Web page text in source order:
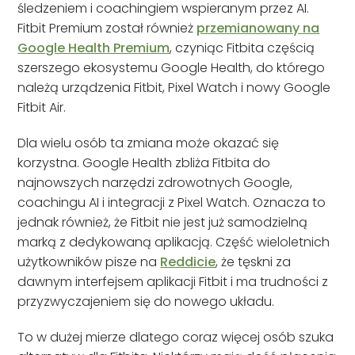
śledzeniem i coachingiem wspieranym przez AI.
Fitbit Premium został również przemianowany na
Google Health Premium, czyniąc Fitbita częścią
szerszego ekosystemu Google Health, do którego
należą urządzenia Fitbit, Pixel Watch i nowy Google
Fitbit Air.
Dla wielu osób ta zmiana może okazać się
korzystna. Google Health zbliża Fitbita do
najnowszych narzędzi zdrowotnych Google,
coachingu AI i integracji z Pixel Watch. Oznacza to
jednak również, że Fitbit nie jest już samodzielną
marką z dedykowaną aplikacją. Część wieloletnich
użytkowników pisze na Reddicie, że tęskni za
dawnym interfejsem aplikacji Fitbit i ma trudności z
przyzwyczajeniem się do nowego układu.
To w dużej mierze dlatego coraz więcej osób szuka